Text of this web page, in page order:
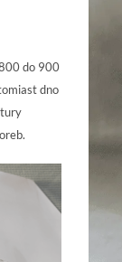
do 900
dno